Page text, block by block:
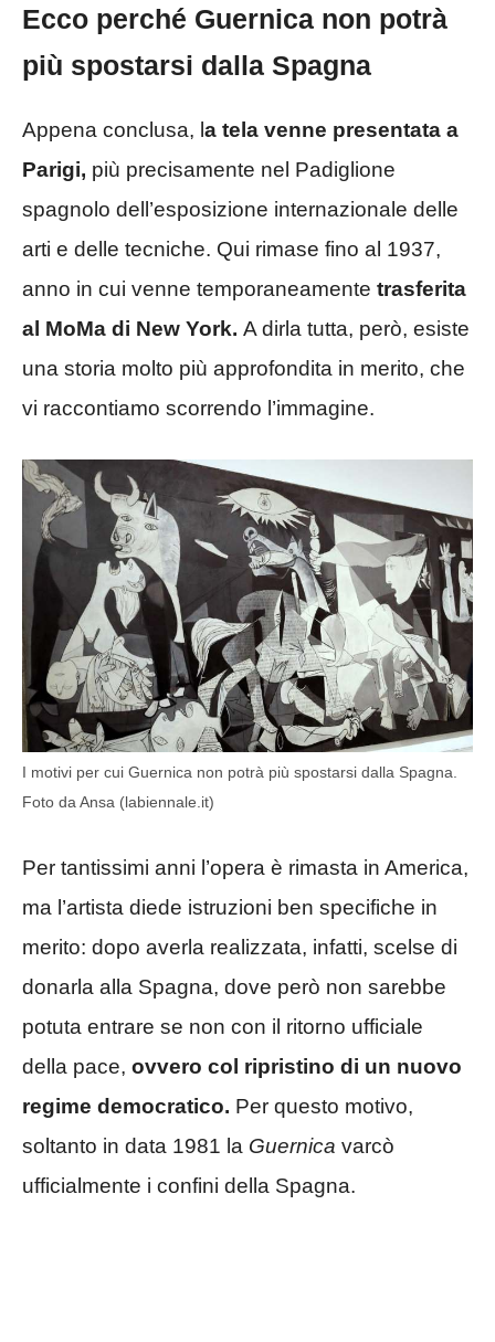
Ecco perché Guernica non potrà
più spostarsi dalla Spagna
Appena conclusa, la tela venne presentata a
Parigi, più precisamente nel Padiglione
spagnolo dell’esposizione internazionale delle
arti e delle tecniche. Qui rimase fino al 1937,
anno in cui venne temporaneamente trasferita
al MoMa di New York. A dirla tutta, però, esiste
una storia molto più approfondita in merito, che
vi raccontiamo scorrendo l’immagine.
I motivi per cui Guernica non potrà più spostarsi dalla Spagna.
Foto da Ansa (labiennale.it)
Per tantissimi anni l’opera è rimasta in America,
ma l’artista diede istruzioni ben specifiche in
merito: dopo averla realizzata, infatti, scelse di
donarla alla Spagna, dove però non sarebbe
potuta entrare se non con il ritorno ufficiale
della pace, ovvero col ripristino di un nuovo
regime democratico. Per questo motivo,
soltanto in data 1981 la Guernica varcò
ufficialmente i confini della Spagna.